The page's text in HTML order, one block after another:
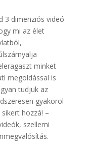
3 dimenziós videó
mi az élet
minket
megoldással is
tudjuk az
gyakorol
hozzá! –
szellemi